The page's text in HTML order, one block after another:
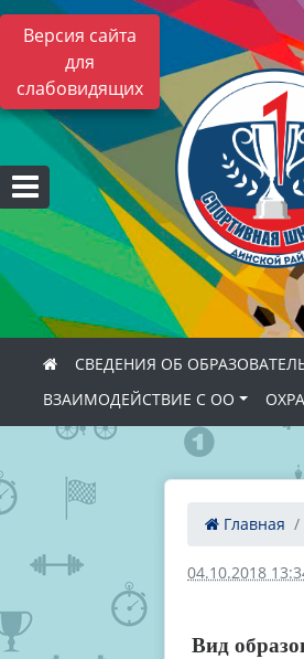
Версия сайта
для
слабовидящих
СВЕДЕНИЯ ОБ
ВЗАИМОДЕЙСТВИЕ С ОО
Главная
04.10.2018
Вид